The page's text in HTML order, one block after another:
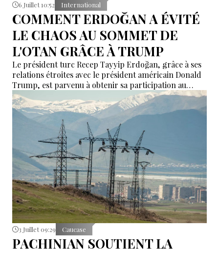
6 Juillet 10:52 International
COMMENT ERDOĞAN A ÉVITÉ
LE CHAOS AU SOMMET DE
L'OTAN GRÂCE À TRUMP
Le président turc Recep Tayyip Erdoğan, grâce à ses
relations étroites avec le président américain Donald
Trump, est parvenu à obtenir sa participation au
sommet de l'OTAN qui se tiendra à Ankara les 7 et 8
juillet. C'est ce que rapporte l'agence Associated Press
(AP).
3 Juillet 09:29 Caucase
PACHINIAN SOUTIENT LA